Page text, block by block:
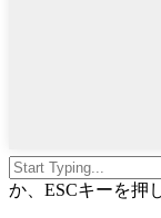
か、ESCキーを押